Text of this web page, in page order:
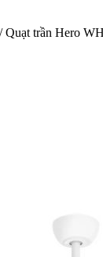
/Quạt trần Hero